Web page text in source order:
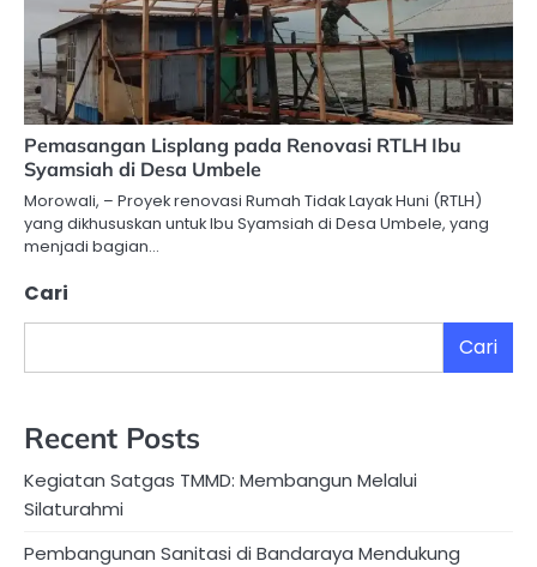
Pemasangan Lisplang pada Renovasi RTLH Ibu
Syamsiah di Desa Umbele
Morowali, – Proyek renovasi Rumah Tidak Layak Huni (RTLH)
yang dikhususkan untuk Ibu Syamsiah di Desa Umbele, yang
menjadi bagian…
Cari
Cari
Recent Posts
Kegiatan Satgas TMMD: Membangun Melalui
Silaturahmi
Pembangunan Sanitasi di Bandaraya Mendukung